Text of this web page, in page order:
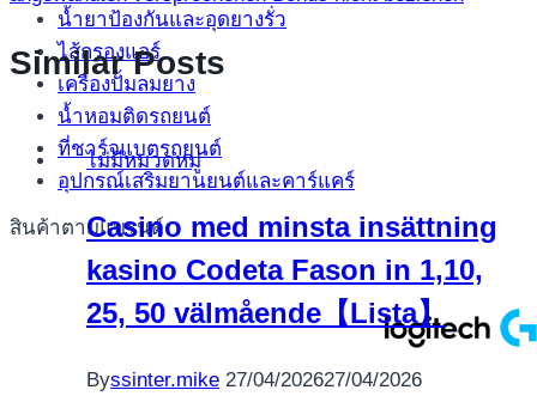
น้ำยาป้องกันและอุดยางรั่ว
ไส้กรองแอร์
เครื่องปั้มลมยาง
น้ำหอมติดรถยนต์
ที่ชาร์จแบตรถยนต์
อุปกรณ์เสริมยานยนต์และคาร์แคร์
สินค้าตามแบรนด์
Similar Posts
ไม่มีหมวดหมู่
Casino med minsta insättning
kasino Codeta Fason in 1,10,
25, 50 välmående【Lista】
Byssinter.mike 27/04/202627/04/2026